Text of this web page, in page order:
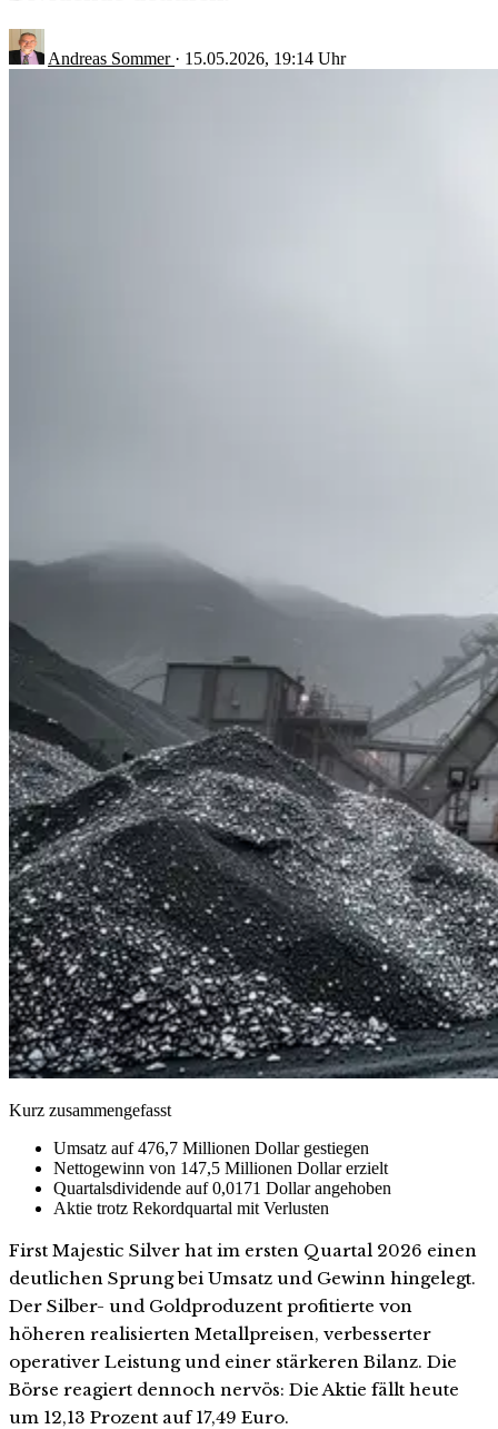
Andreas Sommer · 15.05.2026, 19:14 Uhr
Kurz zusammengefasst
Umsatz auf 476,7 Millionen Dollar gestiegen
Nettogewinn von 147,5 Millionen Dollar erzielt
Quartalsdividende auf 0,0171 Dollar angehoben
Aktie trotz Rekordquartal mit Verlusten
First Majestic Silver hat im ersten Quartal 2026 einen
deutlichen Sprung bei Umsatz und Gewinn hingelegt.
Der Silber- und Goldproduzent profitierte von
höheren realisierten Metallpreisen, verbesserter
operativer Leistung und einer stärkeren Bilanz. Die
Börse reagiert dennoch nervös: Die Aktie fällt heute
um 12,13 Prozent auf 17,49 Euro.